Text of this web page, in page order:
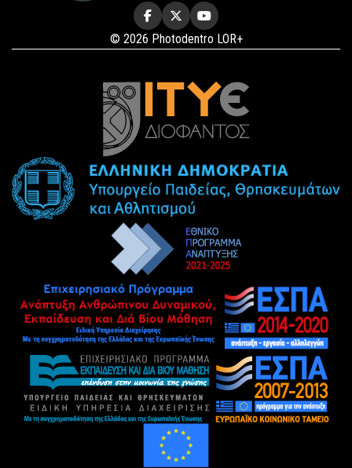
© 2026 Photodentro LOR+